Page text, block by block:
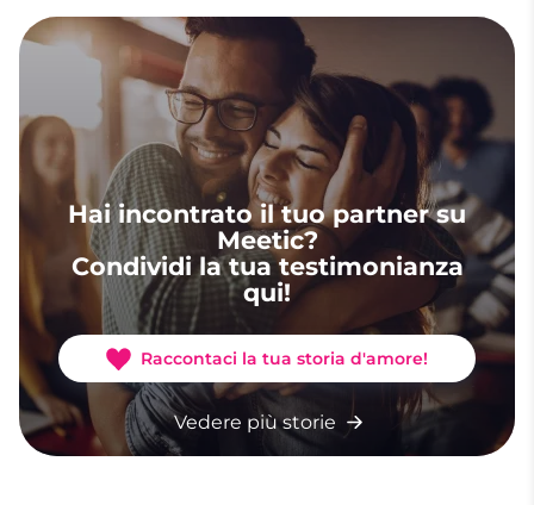
Hai incontrato il tuo partner su
Meetic?
Condividi la tua testimonianza
qui!
Raccontaci la tua storia d'amore!
Vedere più storie